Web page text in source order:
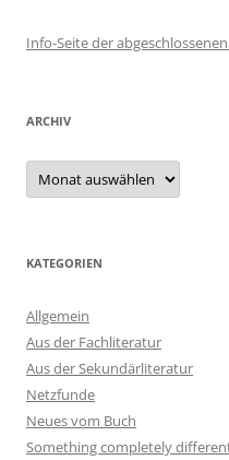
Info-Seite der
ARCHIV
Archiv
KATEGORIEN
Allgemein
Aus der Fachliteratur
Aus der Sekundärliteratur
Netzfunde
Neues vom Buch
Something completely